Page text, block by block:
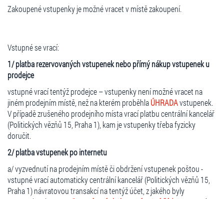
Zakoupené vstupenky je možné vracet v místě zakoupení.
Vstupné se vrací:
1/ platba rezervovaných vstupenek nebo přímý nákup vstupenek u
prodejce
vstupné vrací tentýž prodejce – vstupenky není možné vracet na
jiném prodejním místě, než na kterém proběhlaÚHRADAvstupenek.
V případě zrušeného prodejního místa vrací platbu centrální kancelář
(Politických vězňů 15, Praha 1), kam je vstupenky třeba fyzicky
doručit.
2/ platba vstupenek po internetu
a/ vyzvednutí na prodejním místě či obdržení vstupenek poštou -
vstupné vrací automaticky centrální kancelář (Politických vězňů 15,
Praha 1) návratovou transakcí na tentýž účet, z jakého byly